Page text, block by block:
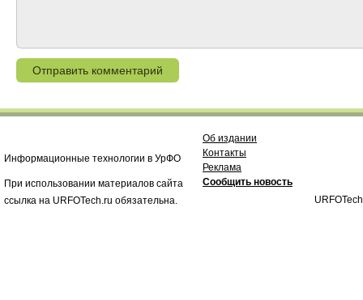
Информационные технологии в УрФО
При использовании материалов сайта
ссылка на URFOTech.ru обязательна.
Об издании
Контакты
Реклама
Сообщить новость